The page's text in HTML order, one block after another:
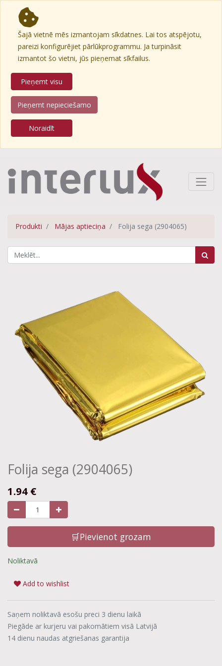
Šajā vietnē mēs izmantojam sīkdatnes. Lai tos atspējotu,
pareizi konfigurējiet pārlūkprogrammu. Ja turpināsit
izmantot šo vietni, jūs pieņemat sīkfailus.
Pieņemt visu
Pieņemt nepieciešamo
Noraidīt
Produkti Mājas aptieciņa Folija sega (2904065)
Folija sega (2904065)
1.94 €
🛒Pievienot grozam
Noliktavā
Add to wishlist
Saņem noliktavā esošu preci 3 dienu laikā
Piegāde ar kurjeru vai pakomātiem visā Latvijā
14 dienu naudas atgriešanas garantija